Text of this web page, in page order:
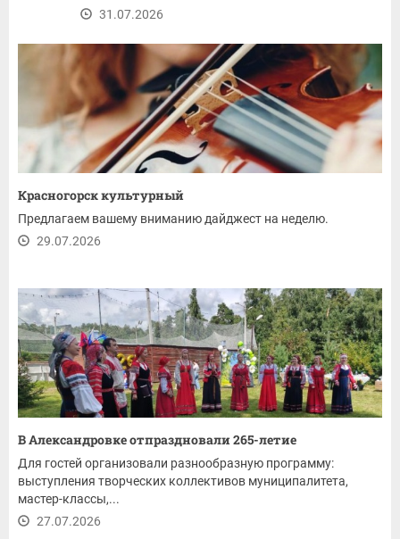
31.07.2026
Красногорск культурный
Предлагаем вашему вниманию дайджест на неделю.
29.07.2026
В Александровке отпраздновали 265-летие
Для гостей организовали разнообразную программу:
выступления творческих коллективов муниципалитета,
мастер-классы,...
27.07.2026